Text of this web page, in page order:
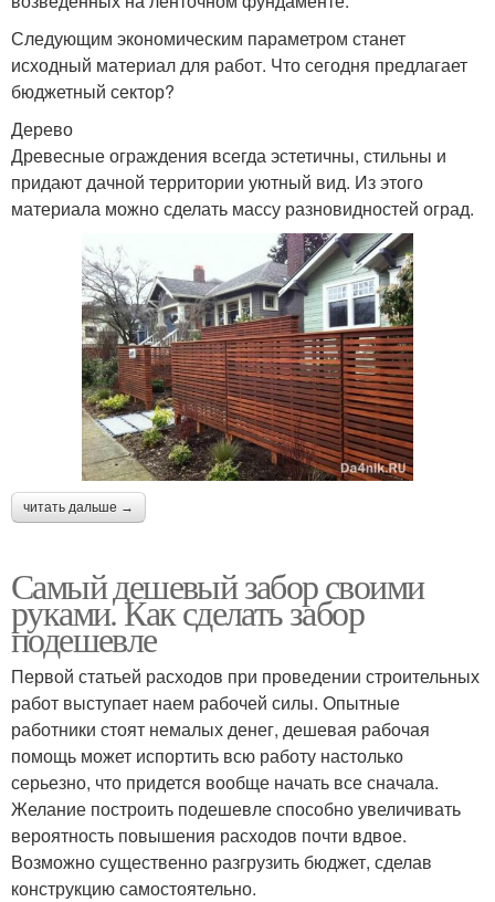
Следующим экономическим параметром станет
исходный материал для работ. Что сегодня предлагает
бюджетный сектор?
Дерево
Древесные ограждения всегда эстетичны, стильны и
придают дачной территории уютный вид. Из этого
материала можно сделать массу разновидностей оград.
читать дальше →
Самый дешевый забор своими
руками. Как сделать забор
подешевле
Первой статьей расходов при проведении строительных
работ выступает наем рабочей силы. Опытные
работники стоят немалых денег, дешевая рабочая
помощь может испортить всю работу настолько
серьезно, что придется вообще начать все сначала.
Желание построить подешевле способно увеличивать
вероятность повышения расходов почти вдвое.
Возможно существенно разгрузить бюджет, сделав
конструкцию самостоятельно.